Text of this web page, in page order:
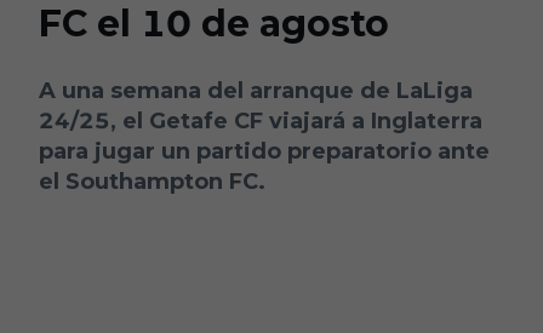
FC el 10 de agosto
A una semana del arranque de LaLiga
24/25, el Getafe CF viajará a Inglaterra
para jugar un partido preparatorio ante
el Southampton FC.